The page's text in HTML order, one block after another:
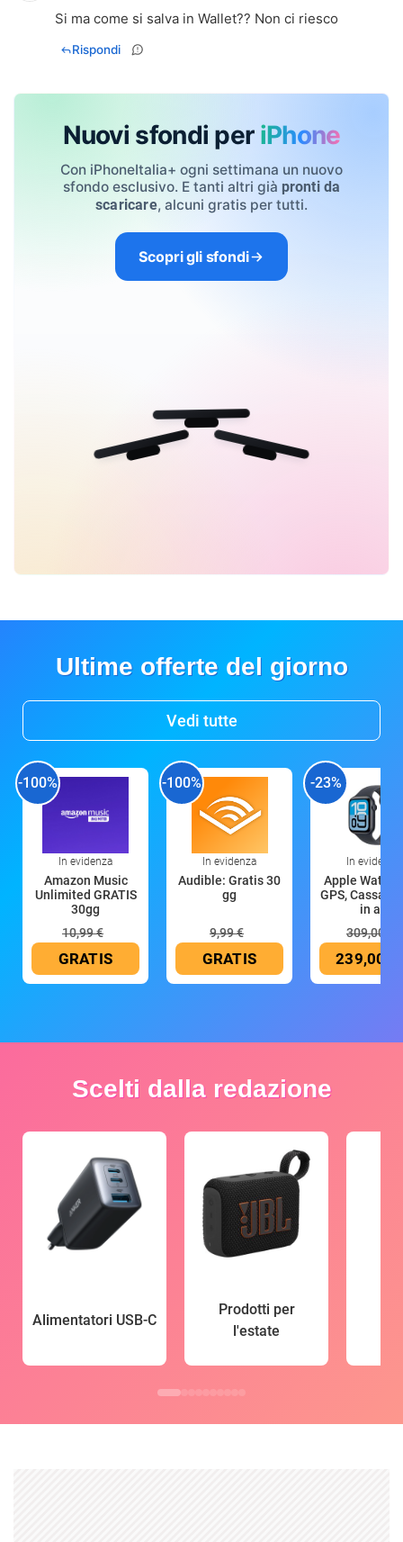
Si ma come si salva in Wallet?? Non ci riesco
Rispondi
Nuovi sfondi per iPhone
Con iPhoneItalia+ ogni settimana un nuovo
sfondo esclusivo. E tanti altri già pronti da
scaricare, alcuni gratis per tutti.
Scopri gli sfondi
Ultime offerte del giorno
Vedi tutte
-100%
In evidenza
Amazon Music
Unlimited GRATIS
30gg
10,99 €
GRATIS
-100%
In evidenza
Audible: Gratis 30
gg
9,99 €
GRATIS
-23%
In evidenza
Apple Watch
GPS, Cassa
in all
309,00 €
239,00 €
Scelti dalla redazione
Alimentatori USB-C
Prodotti per
l'estate